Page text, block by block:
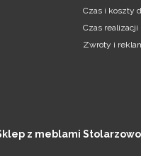
Czas i koszty
Czas
Zwroty i
z meblami Stolarzowo